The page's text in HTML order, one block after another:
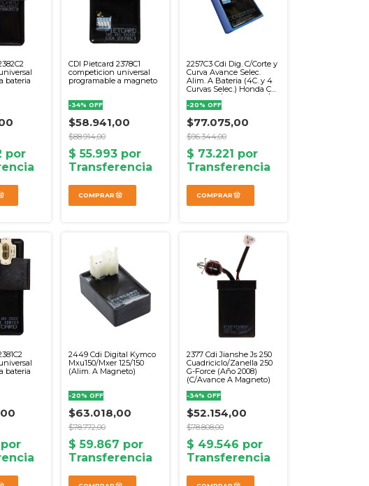
bateria
CDI Pietcard 2378C1
competicion universal
programable a magneto
-34% OFF
$58.941,00
$88.914,00
2257C3 Cdi Dig. C/Corte y
Curva Avance Selec.
Alim. A Bateria (4C. y 4
Curvas Selec.) Honda Cg
150 Titan/Cg 125 Titan/Nx
-20% OFF
$77.075,00
$96.344,00
bateria
2449 Cdi Digital Kymco
Mxu150/Mxer 125/150
(Alim. A Magneto)
-20% OFF
$63.018,00
$78.772,00
2377 Cdi Jianshe Js 250
Cuadriciclo/Zanella 250
G-Force (Año 2008)
(C/Avance A Magneto)
-34% OFF
$52.154,00
$78.808,00